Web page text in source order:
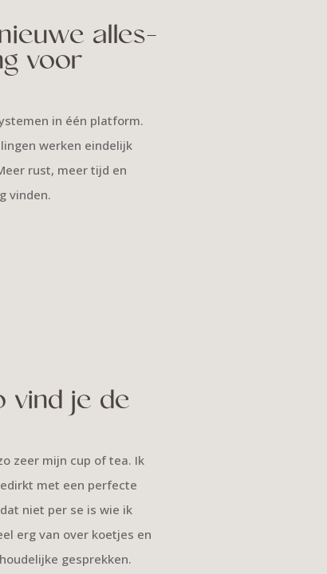
alles-
voor
in één platform.
werken eindelijk
rust, meer tijd en
vinden.
vind je de
zeer mijn cup of tea. Ik
met een perfecte
niet per se is wie ik
erg van over koetjes en
gesprekken.